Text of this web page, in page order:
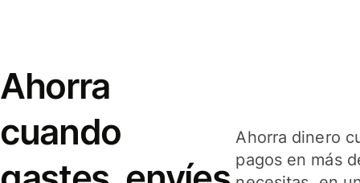
Ahorra
cuando
Ahorra dinero
pagos en más